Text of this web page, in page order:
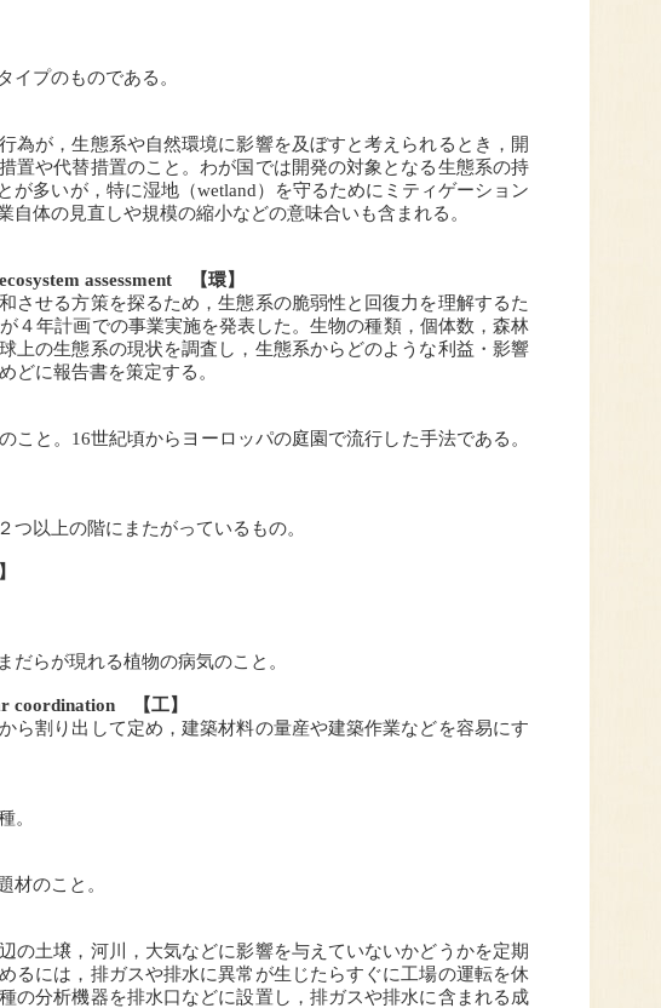
プのものである。
が，生態系や自然環境に影響を及ぼすと考えられるとき，開
置や代替措置のこと。わが国では開発の対象となる生態系の持
が多いが，特に湿地（wetland）を守るためにミティゲーション
体の見直しや規模の縮小などの意味合いも含まれる。
【環】
せる方策を探るため，生態系の脆弱性と回復力を理解するた
４年計画での事業実施を発表した。生物の種類，個体数，森林
上の生態系の現状を調査し，生態系からどのような利益・影響
どに報告書を策定する。
と。16世紀頃からヨーロッパの庭園で流行した手法である。
以上の階にまたがっているもの。
らが現れる植物の病気のこと。
coordination 【工】
割り出して定め，建築材料の量産や建築作業などを容易にす
。
材のこと。
土壌，河川，大気などに影響を与えていないかどうかを定期
るには，排ガスや排水に異常が生じたらすぐに工場の運転を休
の分析機器を排水口などに設置し，排ガスや排水に含まれる成